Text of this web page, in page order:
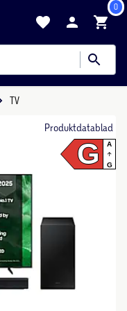
0
TV
Produktdatablad
G A
G